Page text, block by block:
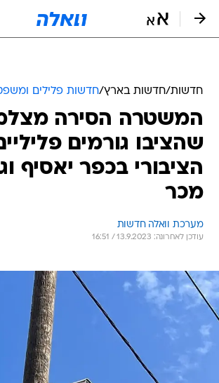
חדשות/חדשות בארץ/חדשות פלילים
המשטרה הסירה
שהציבו גורמים
הציבורי בכפר יאסיף
מכר
מערכת וואלה חדשות
עודכן לאחרונה: 13.9.2023 / 16:51